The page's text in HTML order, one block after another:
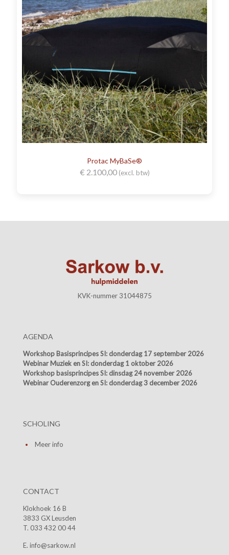
Protac MyBaSe®
€ 2.100,00 (excl. btw)
KVK-nummer 31044875
AGENDA
Workshop Basisprincipes SI: donderdag 17 september 2026
Webinar Muziek en SI: donderdag 1 oktober 2026
Workshop basisprincipes SI: dinsdag 24 november 2026
Webinar Ouderenzorg en SI: donderdag 3 december 2026
SCHOLING
Meer info
CONTACT
Klokhoek 16 B
3833 GX Leusden
T. 033 432 00 44
E. info@sarkow.nl